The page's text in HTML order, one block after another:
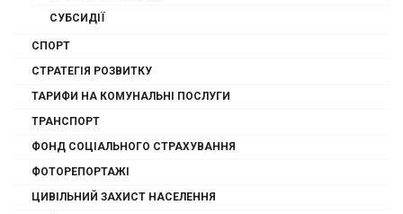
СУБСИДІЇ
СПОРТ
СТРАТЕГІЯ РОЗВИТКУ
ТАРИФИ НА КОМУНАЛЬНІ ПОСЛУГИ
ТРАНСПОРТ
ФОНД СОЦІАЛЬНОГО СТРАХУВАННЯ
ФОТОРЕПОРТАЖІ
ЦИВІЛЬНИЙ ЗАХИСТ НАСЕЛЕННЯ